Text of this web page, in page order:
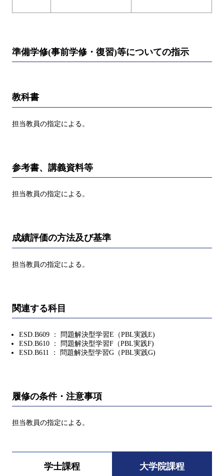
準備学修(事前学修・復習)等についての指示
教科書
担当教員の指定による。
参考書、講義資料等
担当教員の指定による。
成績評価の方法及び基準
担当教員の指定による。
関連する科目
ESD.B609 ： 問題解決型学習E（PBL実践E)
ESD.B610 ： 問題解決型学習F（PBL実践F)
ESD.B611 ： 問題解決型学習G（PBL実践G)
履修の条件・注意事項
担当教員の指定による。
学士課程 大学院課程